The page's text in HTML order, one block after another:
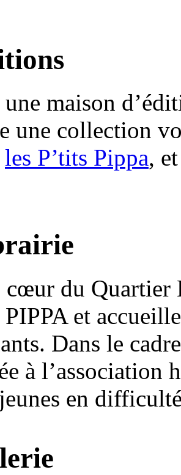
une maison
une collection
les P’tits Pippa,
cœur du Quartier
et
Dans le
à l’association
en